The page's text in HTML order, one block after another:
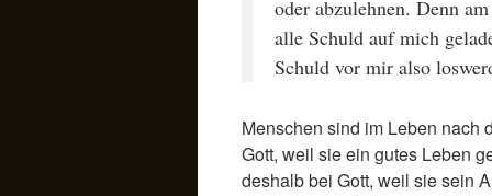
oder abzulehnen. Denn
alle Schuld auf mich
Schuld vor mir also
Menschen sind im Leben nach
Gott, weil sie ein gutes Leben
deshalb bei Gott, weil sie sein